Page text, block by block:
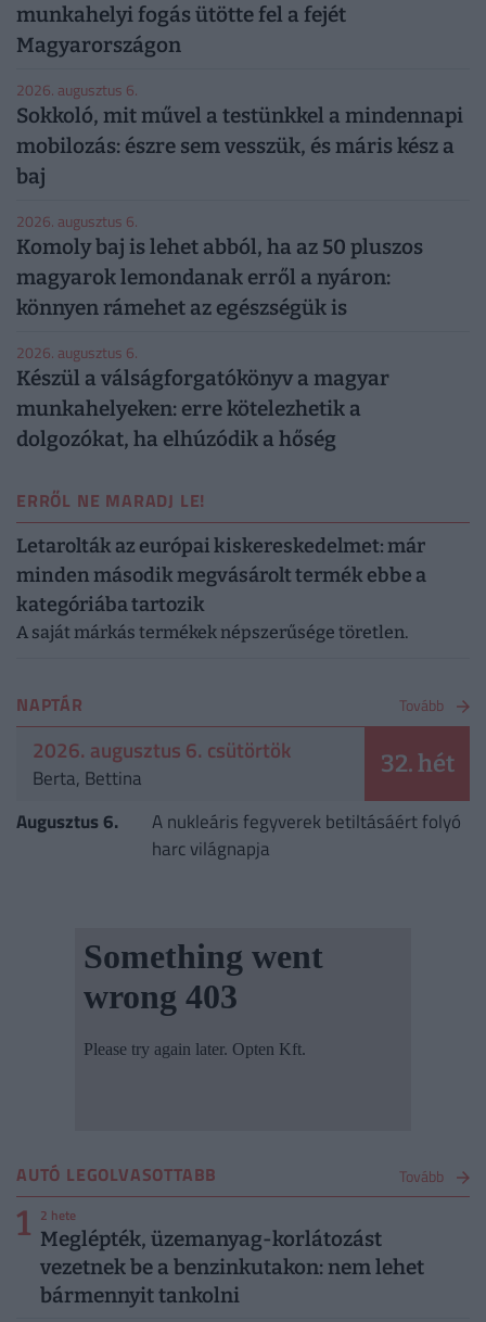
munkahelyi fogás ütötte fel a fejét
Magyarországon
2026. augusztus 6.
Sokkoló, mit művel a testünkkel a mindennapi
mobilozás: észre sem vesszük, és máris kész a
baj
2026. augusztus 6.
Komoly baj is lehet abból, ha az 50 pluszos
magyarok lemondanak erről a nyáron:
könnyen rámehet az egészségük is
2026. augusztus 6.
Készül a válságforgatókönyv a magyar
munkahelyeken: erre kötelezhetik a
dolgozókat, ha elhúzódik a hőség
ERRŐL NE MARADJ LE!
Letarolták az európai kiskereskedelmet: már
minden második megvásárolt termék ebbe a
kategóriába tartozik
A saját márkás termékek népszerűsége töretlen.
NAPTÁR Tovább
2026. augusztus 6. csütörtök
Berta, Bettina 32. hét
Augusztus 6.
A nukleáris fegyverek betiltásáért folyó
harc világnapja
AUTÓ LEGOLVASOTTABB Tovább
1 2 hete
Meglépték, üzemanyag-korlátozást
vezetnek be a benzinkutakon: nem lehet
bármennyit tankolni